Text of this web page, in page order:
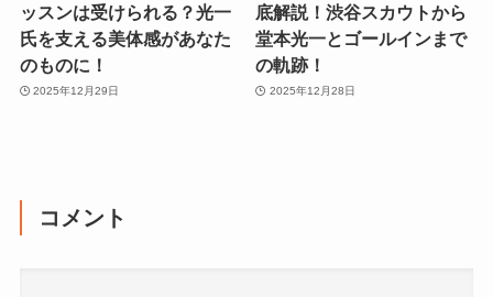
ッスンは受けられる？光一
氏を支える美体感があなた
のものに！
2025年12月29日
底解説！渋谷スカウトから
堂本光一とゴールインまで
の軌跡！
2025年12月28日
コメント